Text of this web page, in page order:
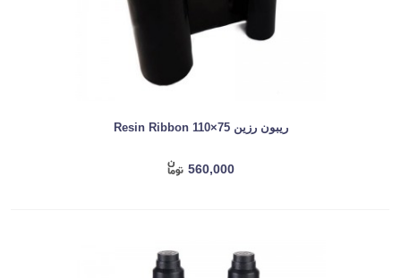
ریبون رزین Resin Ribbon 110×75
560,000